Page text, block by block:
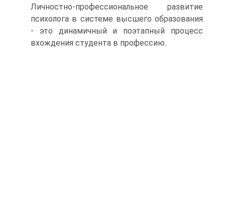
Личностно-профессиональное развитие
психолога в системе высшего образования
- это динамичный и поэтапный процесс
вхождения студента в профессию.